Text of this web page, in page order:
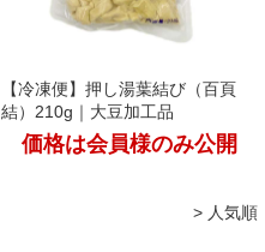
【冷凍便】押し湯葉結び（百頁
結）210g｜大豆加工品
価格は会員様のみ公開
人気順